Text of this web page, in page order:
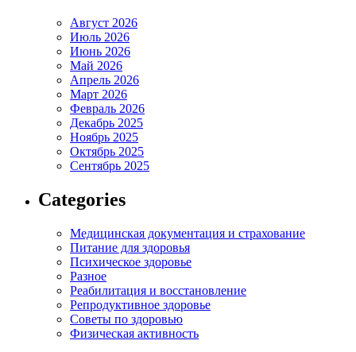
Август 2026
Июль 2026
Июнь 2026
Май 2026
Апрель 2026
Март 2026
Февраль 2026
Декабрь 2025
Ноябрь 2025
Октябрь 2025
Сентябрь 2025
Categories
Медицинская документация и страхование
Питание для здоровья
Психическое здоровье
Разное
Реабилитация и восстановление
Репродуктивное здоровье
Советы по здоровью
Физическая активность